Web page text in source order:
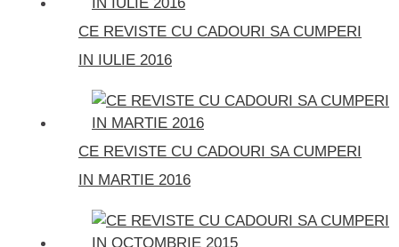
CE REVISTE CU CADOURI SA CUMPERI
IN IULIE 2016
CE REVISTE CU CADOURI SA CUMPERI
IN MARTIE 2016